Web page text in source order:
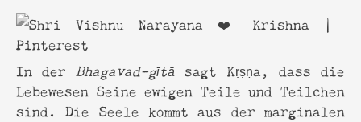
In derBhagavad-gītāsagt Kṛṣṇa, dass die
Lebewesen Seine ewigen Teile und Teilchen
sind. Die Seele kommt aus der marginalen